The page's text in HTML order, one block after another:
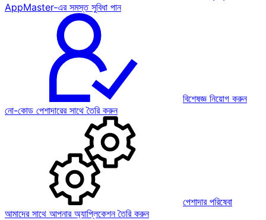
AppMaster-এর সমস্ত সুবিধা পান
বিশেষজ্ঞ নিয়োগ করুন
নো-কোড পেশাদারের সাথে তৈরি করুন
পেশাদার পরিষেবা
আমাদের সাথে আপনার অ্যাপ্লিকেশন তৈরি করুন